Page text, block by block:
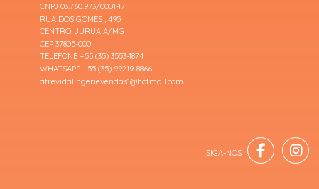
CNPJ 03.760.973/0001-17
RUA DOS GOMES , 495
CENTRO, JURUAIA/MG
CEP 37805-000
TELEFONE +55 (35) 3553-1874
WHATSAPP +55 (35) 99219-8866
atrevidalingerievendas1@hotmail.com